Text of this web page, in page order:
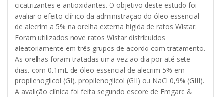
cicatrizantes e antioxidantes. O objetivo deste estudo foi
avaliar o efeito clínico da administração do óleo essencial
de alecrim a 5% na orelha externa hígida de ratos Wistar.
Foram utilizados nove ratos Wistar distribuídos
aleatoriamente em três grupos de acordo com tratamento.
As orelhas foram tratadas uma vez ao dia por até sete
dias, com 0,1mL de óleo essencial de alecrim 5% em
propilenoglicol (GI), propilenoglicol (GII) ou NaCl 0,9% (GIII).
A avalição clínica foi feita segundo escore de Emgard &